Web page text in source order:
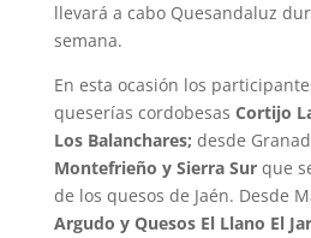
llevará a cabo Quesandaluz
semana.
En esta ocasión los
queserías cordobesas Cortijo
Los Balanchares; desde
Montefrieño y Sierra Sur que
de los quesos de Jaén. Desde
Argudo y Quesos El Llano El